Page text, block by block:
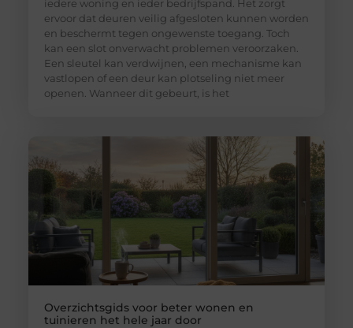
iedere woning en ieder bedrijfspand. Het zorgt
ervoor dat deuren veilig afgesloten kunnen worden
en beschermt tegen ongewenste toegang. Toch
kan een slot onverwacht problemen veroorzaken.
Een sleutel kan verdwijnen, een mechanisme kan
vastlopen of een deur kan plotseling niet meer
openen. Wanneer dit gebeurt, is het
Overzichtsgids voor beter wonen en
tuinieren het hele jaar door